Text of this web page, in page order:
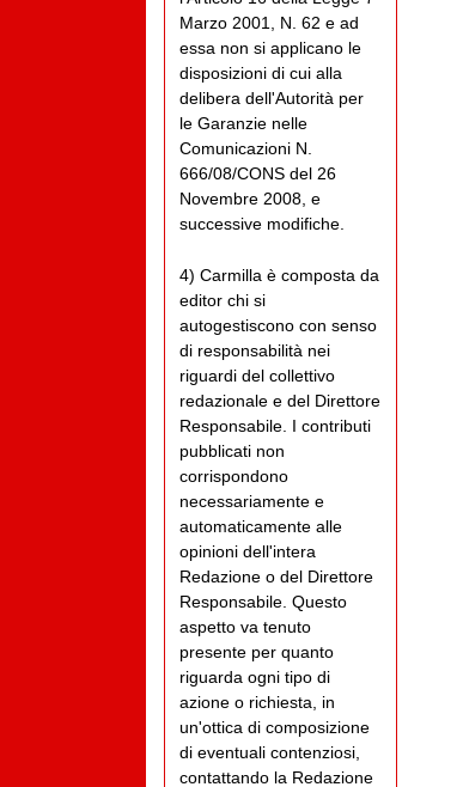
Marzo 2001, N. 62 e ad
essa non si applicano le
disposizioni di cui alla
delibera dell'Autorità per
le Garanzie nelle
Comunicazioni N.
666/08/CONS del 26
Novembre 2008, e
successive modifiche.
4) Carmilla è composta da
editor chi si
autogestiscono con senso
di responsabilità nei
riguardi del collettivo
redazionale e del Direttore
Responsabile. I contributi
pubblicati non
corrispondono
necessariamente e
automaticamente alle
opinioni dell'intera
Redazione o del Direttore
Responsabile. Questo
aspetto va tenuto
presente per quanto
riguarda ogni tipo di
azione o richiesta, in
un'ottica di composizione
di eventuali contenziosi,
contattando la Redazione